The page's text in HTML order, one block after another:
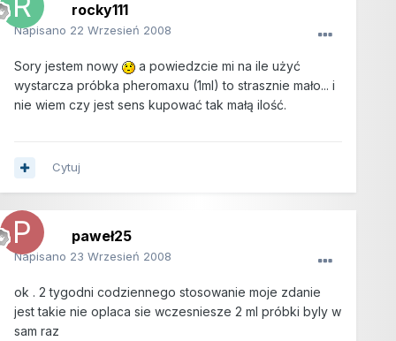
rocky111
Napisano 22 Wrzesień 2008
Sory jestem nowy
a powiedzcie mi na ile użyć
wystarcza próbka pheromaxu (1ml) to strasznie mało... i
nie wiem czy jest sens kupować tak małą ilość.
Cytuj
paweł25
Napisano 23 Wrzesień 2008
ok . 2 tygodni codziennego stosowanie moje zdanie
jest takie nie oplaca sie wczesniesze 2 ml próbki byly w
sam raz